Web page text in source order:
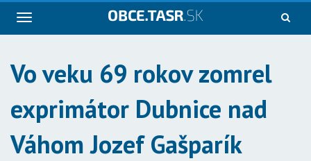
Navigácia
Vo veku 69 rokov zomrel
exprimátor Dubnice nad
Váhom Jozef Gašparík